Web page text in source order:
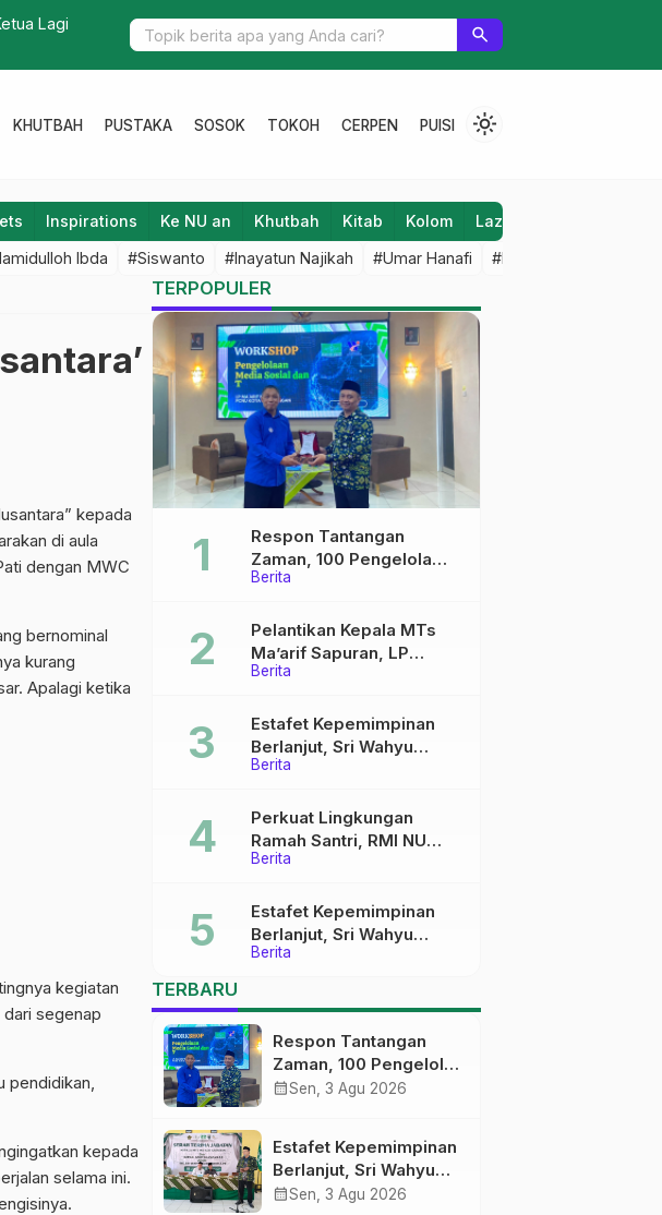
Lagi Tingkatkan militansi Kader, PAC IPNU IPPNU Tambakromo Gelar Diklatama
search
KHUTBAH PUSTAKA SOSOK TOKOH CERPEN PUISI light_mode
Inspirations Ke NU an Khutbah Kitab Kolom Laziz NU
Ibda #Siswanto #Inayatun Najikah #Umar Hanafi #M Iqbal Dawami
kepada
di aula
dengan MWC
bernominal
kurang
Apalagi ketika
kegiatan
segenap
pendidikan,
kepada
selama ini.
TERPOPULER
Berita
Respon Tantangan
Zaman, 100 Pengelola
Medsos Sekolah Ma’arif
Pelatihan Literasi Digital
Berita
Pelantikan Kepala MTs
Ma’arif Sapuran, LP
Ma’arif NU Wonosobo
Kepemimpinan Nahdliyah
Berita
Estafet Kepemimpinan
Berlanjut, Sri Wahyu
Susilowati Resmi Pimpin
Berita
Perkuat Lingkungan
Ramah Santri, RMI NU
Gelar ‘Sambang
Berita
Estafet Kepemimpinan
Berlanjut, Sri Wahyu
Susilowati Resmi Pimpin
TERBARU
Respon Tantangan
Zaman, 100 Pengelola
Medsos Sekolah
Digital
calendar_monthSen, 3 Agu 2026
Estafet Kepemimpinan
Berlanjut, Sri Wahyu
Susilowati Resmi
calendar_monthSen, 3 Agu 2026